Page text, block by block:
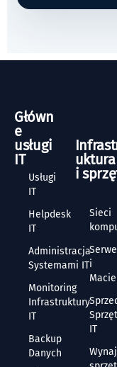
Główn
e
usługi
IT
Usługi
IT
Helpdesk
IT
Administracja
Systemami IT
Monitoring
Infrastruktury
IT
Backup
Danych
uktura
i
Sieci
i
IT